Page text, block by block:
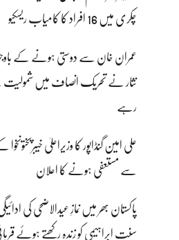
چکری میں 16 افراد کا کامیاب ریسکیو
عمران خان سے دوستی ہونے کے
نثار نے تحریک انصاف میں شمولیت
رہے
علی امین گنڈاپور کا وزیراعلیٰ
سے مستعفی ہونے کا اعلان
پاکستان بھر میں نمازِ عیدالاضحی کی
سنتِ ابراہیمی کو زندہ رکھتے ہوئے